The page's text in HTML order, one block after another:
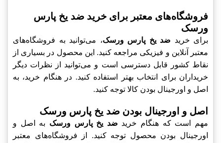
فروشگاه‌های معتبر برای خرید ضد یخ پارس
ورسک
برای خرید ضد یخ پارس ورسک، می‌توانید به فروشگاه‌های
معتبر آنلاین و فیزیکی مراجعه کنید. این محصول در بسیاری از
نقاط کشور قابل دسترسی است و می‌توانید از نظرات دیگر
خریداران برای انتخاب بهتر استفاده کنید. در هنگام خرید، به
اصل و اورجینال بودن کالا توجه کنید.
اصل و اورجینال بودن ضد یخ پارس ورسک
مهم است که هنگام خرید ضد یخ پارس ورسک به اصل و
اورجینال بودن محصول توجه کنید. از فروشگاه‌های معتبر